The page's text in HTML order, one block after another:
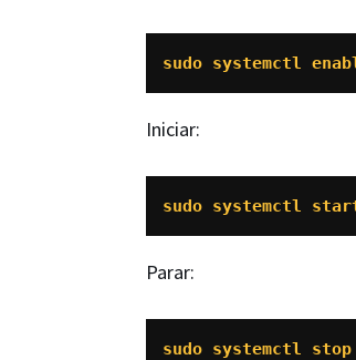
sudo systemctl
Iniciar:
sudo systemctl
Parar:
sudo systemctl stop